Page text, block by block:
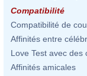
Compatibilité
Compatibilité de
Affinités entre
Love Test avec des
Affinités amicales